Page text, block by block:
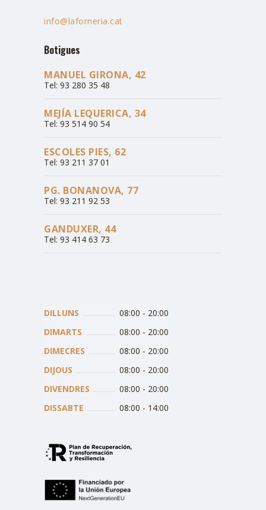
info@laforneria.cat
Botigues
MANUEL GIRONA, 42
Tel: 93 280 35 48
MEJÍA LEQUERICA, 34
Tel: 93 514 90 54
ESCOLES PIES, 62
Tel: 93 211 37 01
PG. BONANOVA, 77
Tel: 93 211 92 53
GANDUXER, 44
Tel: 93 414 63 73
DILLUNS 08:00 - 20:00
DIMARTS
08:00 - 20:00
DIMECRES
08:00 - 20:00
DIJOUS
08:00 - 20:00
DIVENDRES
08:00 - 20:00
DISSABTE
08:00 - 14:00